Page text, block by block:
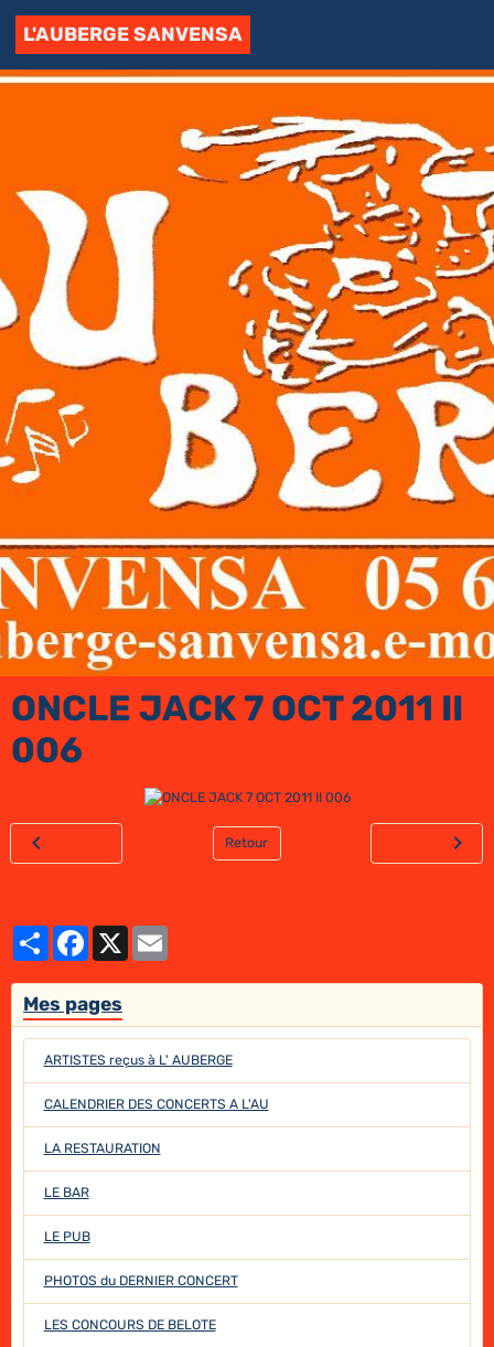
L'AUBERGE SANVENSA
ONCLE JACK 7 OCT 2011 II
006
Retour
PartagerFacebook
X
Mes pages
ARTISTES reçus à L' AUBERGE
CALENDRIER DES CONCERTS A L'AU
LA RESTAURATION
LE BAR
LE PUB
PHOTOS du DERNIER CONCERT
LES CONCOURS DE BELOTE